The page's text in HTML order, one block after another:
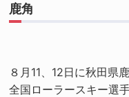
鹿角
８月11、12日に秋田県
全国ローラースキー選